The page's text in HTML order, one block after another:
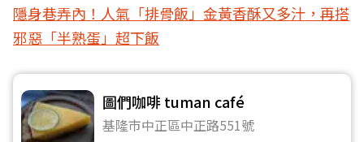
隱身巷弄內！人氣「排骨飯」金黃香酥又多汁，再搭
邪惡「半熟蛋」超下飯
圖們咖啡 tuman café
基隆市中正區中正路551號